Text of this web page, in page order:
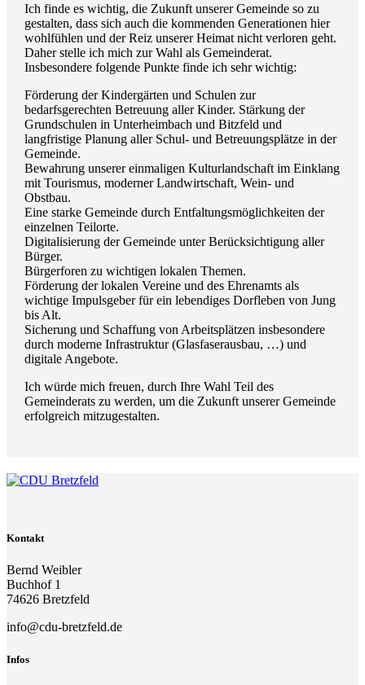
Ich finde es wichtig, die Zukunft unserer Gemeinde so zu
gestalten, dass sich auch die kommenden Generationen hier
wohlfühlen und der Reiz unserer Heimat nicht verloren geht.
Daher stelle ich mich zur Wahl als Gemeinderat.
Insbesondere folgende Punkte finde ich sehr wichtig:
Förderung der Kindergärten und Schulen zur
bedarfsgerechten Betreuung aller Kinder. Stärkung der
Grundschulen in Unterheimbach und Bitzfeld und
langfristige Planung aller Schul- und Betreuungsplätze in der
Gemeinde.
Bewahrung unserer einmaligen Kulturlandschaft im Einklang
mit Tourismus, moderner Landwirtschaft, Wein- und
Obstbau.
Eine starke Gemeinde durch Entfaltungsmöglichkeiten der
einzelnen Teilorte.
Digitalisierung der Gemeinde unter Berücksichtigung aller
Bürger.
Bürgerforen zu wichtigen lokalen Themen.
Förderung der lokalen Vereine und des Ehrenamts als
wichtige Impulsgeber für ein lebendiges Dorfleben von Jung
bis Alt.
Sicherung und Schaffung von Arbeitsplätzen insbesondere
durch moderne Infrastruktur (Glasfaserausbau, …) und
digitale Angebote.
Ich würde mich freuen, durch Ihre Wahl Teil des
Gemeinderats zu werden, um die Zukunft unserer Gemeinde
erfolgreich mitzugestalten.
Kontakt
Bernd Weibler
Buchhof 1
74626 Bretzfeld
info@cdu-bretzfeld.de
Infos